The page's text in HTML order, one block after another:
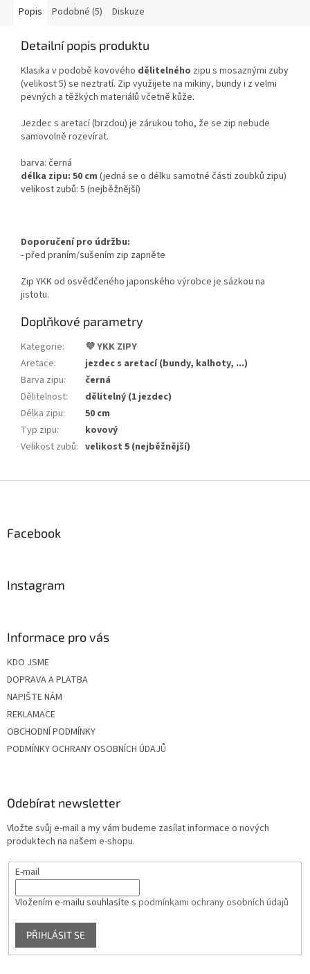
Popis Podobné (5) Diskuze
Detailní popis produktu
Klasika v podobě kovového dělitelného zipu s mosaznými zuby
(velikost 5) se neztratí. Zip využijete na mikiny, bundy i z velmi
pevných a těžkých materiálů včetně kůže.
Jezdec s aretací (brzdou) je zárukou toho, že se zip nebude
samovolně rozevírat.
barva: černá
délka zipu: 50 cm (jedná se o délku samotné části zoubků zipu)
velikost zubů: 5 (nejběžnější)
Doporučení pro údržbu:
- před praním/sušením zip zapněte
Zip YKK od osvědčeného japonského výrobce je sázkou na
jistotu.
Doplňkové parametry
Kategorie:
💜 YKK ZIPY
Aretace:
jezdec s aretací (bundy, kalhoty, ...)
Barva zipu:
černá
Dělitelnost:
dělitelný (1 jezdec)
Délka zipu:
50 cm
Typ zipu:
kovový
Velikost zubů: velikost 5 (nejběžnější)
Facebook
Instagram
Informace pro vás
KDO JSME
DOPRAVA A PLATBA
NAPIŠTE NÁM
REKLAMACE
OBCHODNÍ PODMÍNKY
PODMÍNKY OCHRANY OSOBNÍCH ÚDAJŮ
Odebírat newsletter
Vložte svůj e-mail a my vám budeme zasílat informace o nových
produktech na našem e-shopu.
E-mail
Vložením e-mailu souhlasíte s podmínkami ochrany osobních údajů
PŘIHLÁSIT SE